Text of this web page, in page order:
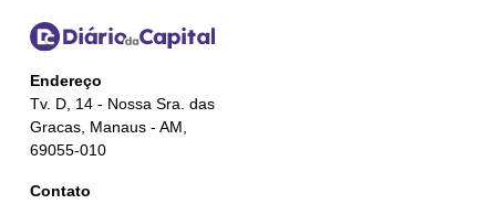
Endereço
Tv. D, 14 - Nossa Sra. das
Gracas, Manaus - AM,
69055-010
Contato